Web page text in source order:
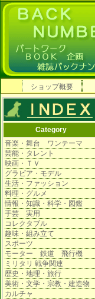
ショップ概要
Category
音楽・舞台 ワンテーマ
芸能・タレント
映画・ＴＶ
グラビア・モデル
生活・ファッション
料理・グルメ
情報・知識・科学・図鑑
手芸 実用
コレクタブル
趣味・組み立て
スポーツ
モーター 鉄道 飛行機
ミリタリ 戦争関連
歴史・地理・旅行
美術・文学・宗教・建造物
カルチャ